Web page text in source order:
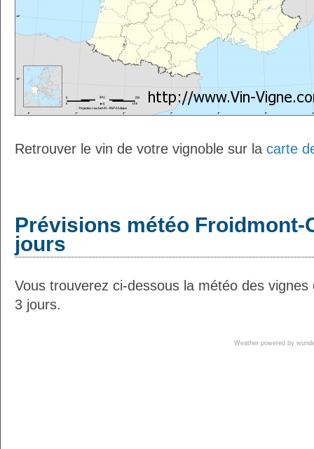
Retrouver le vin de votre vignoble sur la carte
Prévisions météo Froidmont-
jours
Vous trouverez ci-dessous la météo des
3 jours.
Weather powered by